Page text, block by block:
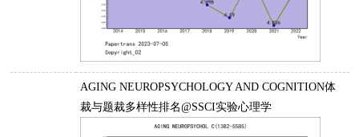
AGING NEUROPSYCHOLOGY AND COGNITION体
裁与题裁多样性排名@SSCI实验心理学